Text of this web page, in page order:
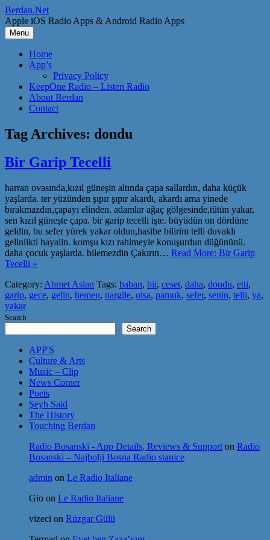
Skip
to
content
Berdan.Net
Apple iOS Radio Apps & Android Radio Apps
Menu
Home
App’s
Privacy Policy
KeepOne Radio – Listen Radio
About Berdan
Contact
Tag Archives: dondu
Bir Garip Tecelli
harran ovasında,kızıl güneşin altında çapa sallardın, daha küçük
yaşlarda. ter yüzünden şıpır şıpır akardı, akardı ama yinede
bırakmazdın,çapayı elinden. adamlar ağaç gölgesinde,tütün yakar,
sen kızıl güneşte çapa. bir garip tecelli işte. büyüdün on dördüne
geldin, bu sefer yürek yakar oldun,hasibe bilirim telli duvaklı
gelinlikti hayalin. komşu kızı rahimeyle konuşurdun düğününü.
daha çocuk yaşlarda. bilemezdin Çakırın… Read More: Bir Garip
Tecelli »
Category: Ahmet Aslan Tags: baban, bir, ceset, daha, dondu, etti,
garip, gece, gelin, hemen, nargile, olsa, pamuk, sefer, senin, telli, ya,
yakar
Search
Search
APP'S
Culture & Arts
Music – Clip
News Corner
Poets
Şeyh Said
The History
Touching Berdan
Radio Bosanski - App Details, Reviews & Support on Radio
Bosanski – Najbolji Bosna Radio stanice
admin on Le Radio Italiane
Gio on Le Radio Italiane
vizeci on Rüzgar Gülü